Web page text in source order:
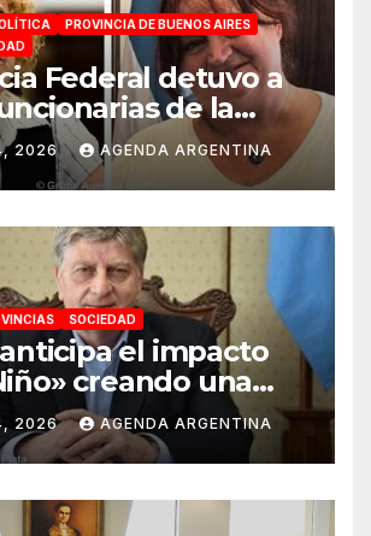
PROVINCIA DE BUENOS AIRES
Federal detuvo a
de la
el INAME por la
fentanilo
2026 AGENDA ARGENTINA
SOCIEDAD
el impacto
creando una
de Gestión» para
el territorio
2026 AGENDA ARGENTINA